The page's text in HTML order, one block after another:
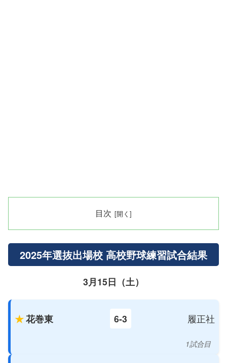
目次
2025年選抜出場校 高校野球練習試合結果
3月15日（土）
花巻東 6-3 履正社
1試合目